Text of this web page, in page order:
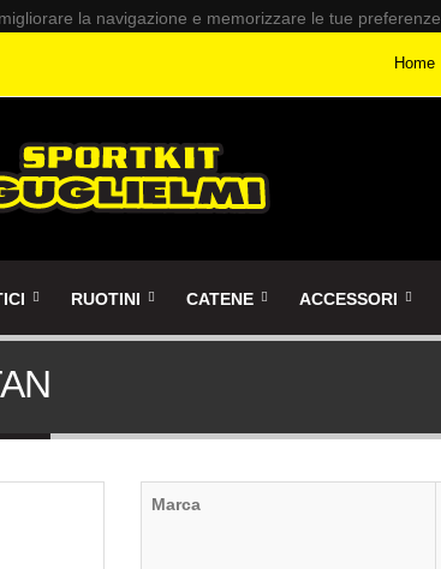
la navigazione e memorizzare le tue preferenze.
Home
RUOTINI CATENE ACCESSORI
Marca